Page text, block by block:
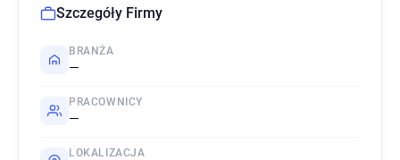
Szczegóły Firmy
BRANŻA
—
PRACOWNICY
—
LOKALIZACJA